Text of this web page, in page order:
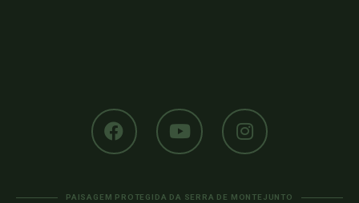
PAISAGEM PROTEGIDA DA SERRA DE MONTEJUNTO